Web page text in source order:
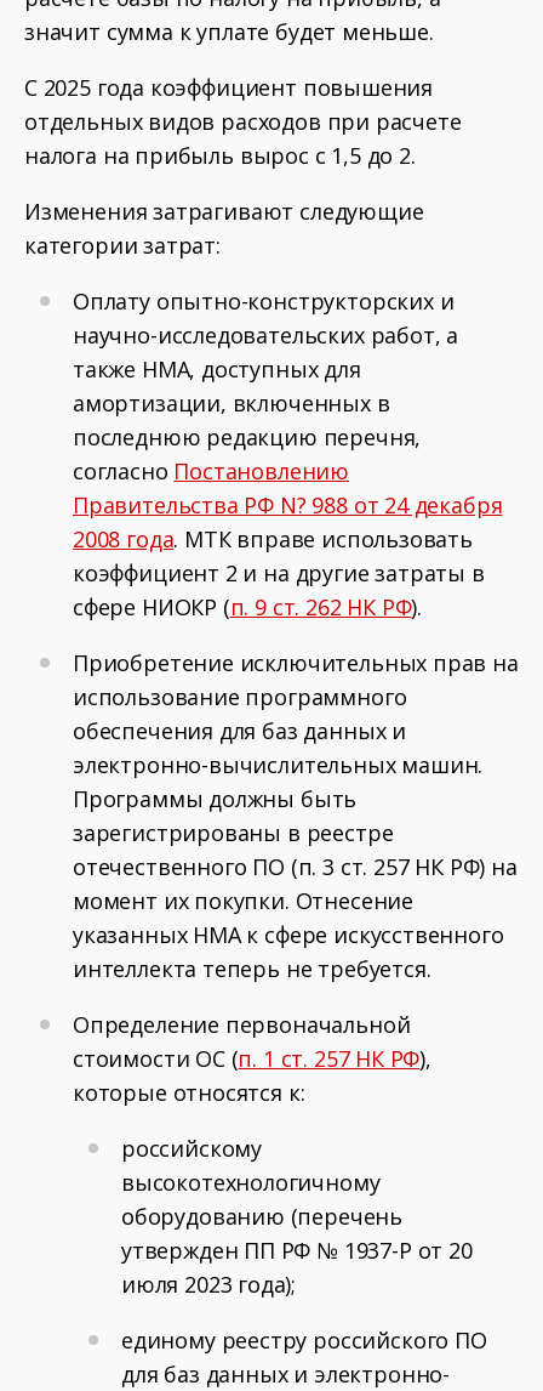
значит сумма к уплате будет меньше.
С 2025 года коэффициент повышения
отдельных видов расходов при расчете
налога на прибыль вырос с 1,5 до 2.
Изменения затрагивают следующие
категории затрат:
Оплату опытно-конструкторских и
научно-исследовательских работ, а
также НМА, доступных для
амортизации, включенных в
последнюю редакцию перечня,
согласно Постановлению
Правительства РФ N? 988 от 24 декабря
2008 года. МТК вправе использовать
коэффициент 2 и на другие затраты в
сфере НИОКР (п. 9 ст. 262 НК РФ).
Приобретение исключительных прав на
использование программного
обеспечения для баз данных и
электронно-вычислительных машин.
Программы должны быть
зарегистрированы в реестре
отечественного ПО (п. 3 ст. 257 НК РФ) на
момент их покупки. Отнесение
указанных НМА к сфере искусственного
интеллекта теперь не требуется.
Определение первоначальной
стоимости ОС (п. 1 ст. 257 НК РФ),
которые относятся к:
российскому
высокотехнологичному
оборудованию (перечень
утвержден ПП РФ № 1937-Р от 20
июля 2023 года);
единому реестру российского ПО
для баз данных и электронно-